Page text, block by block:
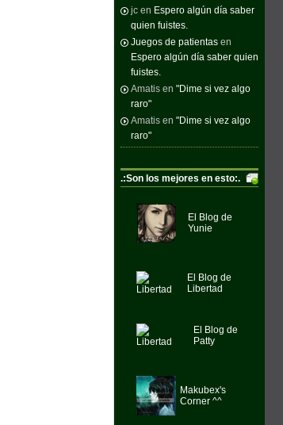
jc en Espero algún día saber
quien fuistes.
Juegos de patientas en
Espero algún día saber quien
fuistes.
Amatis en "Dime si vez algo
raro"
Amatis en "Dime si vez algo
raro"
.:Son los mejores en esto:.
El Blog de
Yunie
El Blog de
Libertad
El Blog de
Patty
Makubex's
Corner ^^